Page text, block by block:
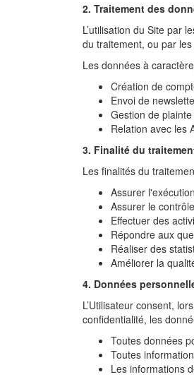
2. Traitement des
L’utilisation du Site par
du traitement, ou par
Les données à
Création de
Envoi de
Gestion de
Relation avec les
3. Finalité du
Les finalités du
Assurer
Assurer le
Effectuer des
Répondre aux
Réaliser des
Améliorer la
4. Données
L’Utilisateur consent,
confidentialité, les
Toutes données
Toutes
Les informations